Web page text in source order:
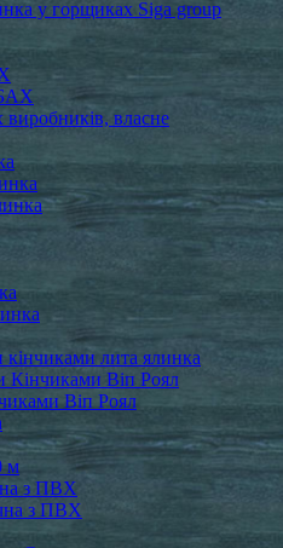
у горщиках Siga group
виробників, власне
кінчиками лита ялинка
Кінчиками Віп Роял
Віп Роял
м
з ПВХ
з ПВХ